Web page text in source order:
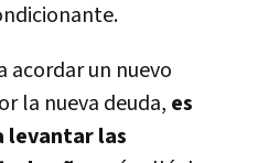
acordar un nuevo
la nueva deuda, es
levantar las